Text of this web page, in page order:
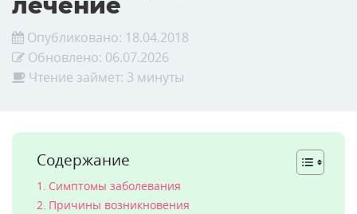
Опубликовано: 18.04.2018
Обновлено: 06.07.2026
Чтение займет: 3 минуты
Содержание
Симптомы заболевания
Причины возникновения